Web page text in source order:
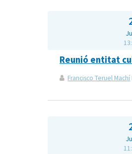
Reunió entitat
Francisco Teruel Machí